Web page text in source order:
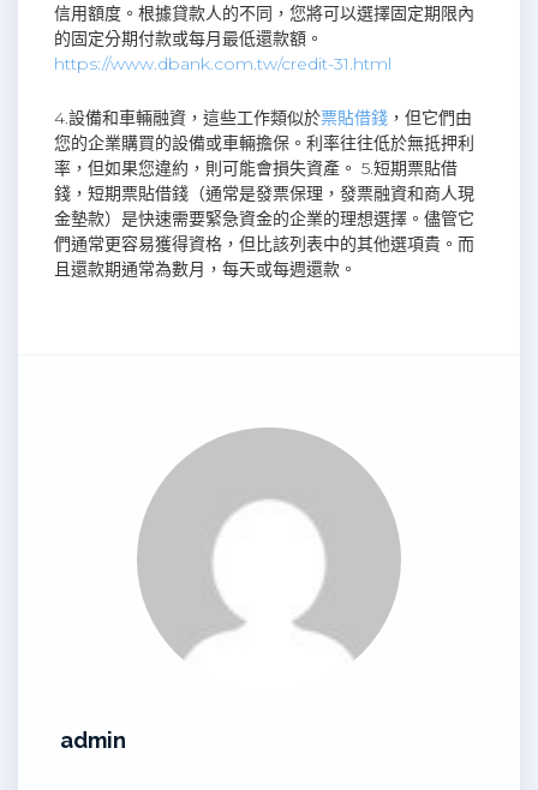
信用額度。根據貸款人的不同，您將可以選擇固定期限內
的固定分期付款或每月最低還款額。
https://www.dbank.com.tw/credit-31.html
4.設備和車輛融資，這些工作類似於票貼借錢 ，但它們由
您的企業購買的設備或車輛擔保。利率往往低於無抵押利
率，但如果您違約，則可能會損失資產。 5.短期票貼借
錢，短期票貼借錢（通常是發票保理，發票融資和商人現
金墊款）是快速需要緊急資金的企業的理想選擇。儘管它
們通常更容易獲得資格，但比該列表中的其他選項貴。而
且還款期通常為數月，每天或每週還款。
admin